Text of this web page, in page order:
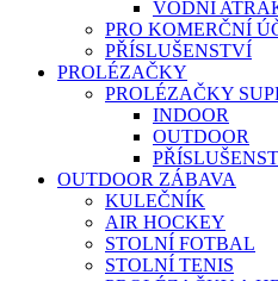
VODNÍ
PRO KOMERČNÍ
PŘÍSLUŠENSTVÍ
PROLÉZAČKY
PROLÉZAČKY
INDOOR
OUTDOOR
OUTDOOR ZÁBAVA
KULEČNÍK
AIR HOCKEY
STOLNÍ FOTBAL
STOLNÍ TENIS